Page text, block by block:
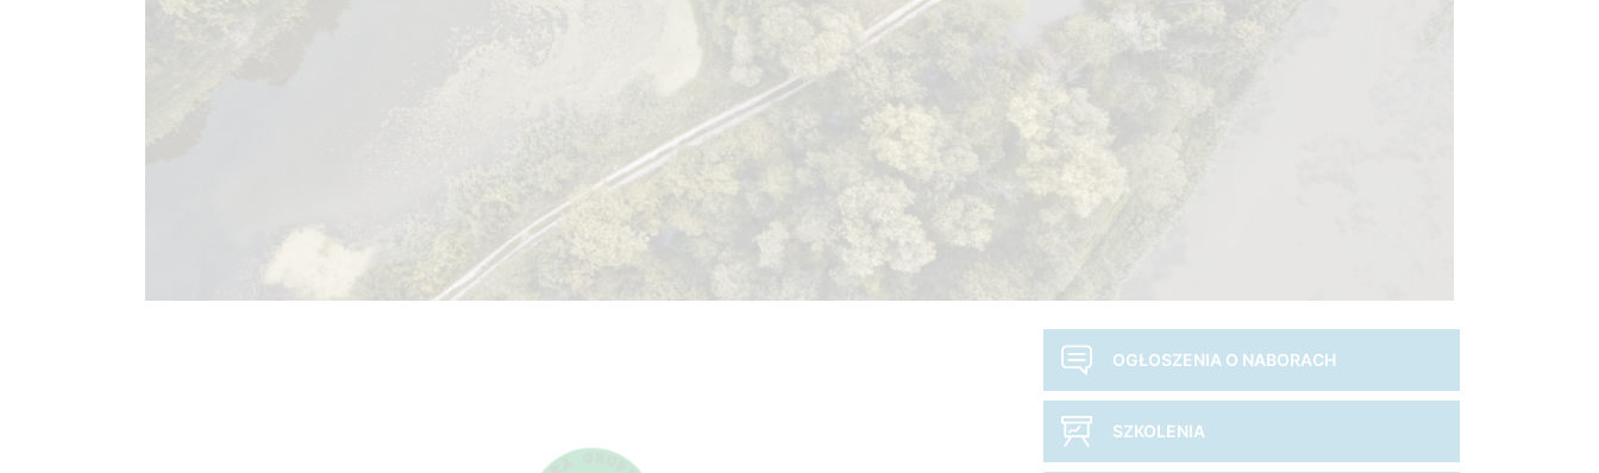
OGŁOSZENIA O NABORACH
SZKOLENIA